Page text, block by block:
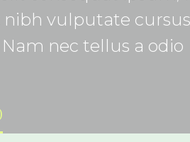
nibh vulputate
nec tellus a odio